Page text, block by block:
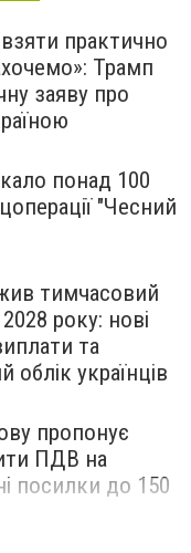
практично
Трамп
заяву про
понад 100
"Чесний
тимчасовий
року: нові
та
облік українців
пропонує
ПДВ на
посилки до 150